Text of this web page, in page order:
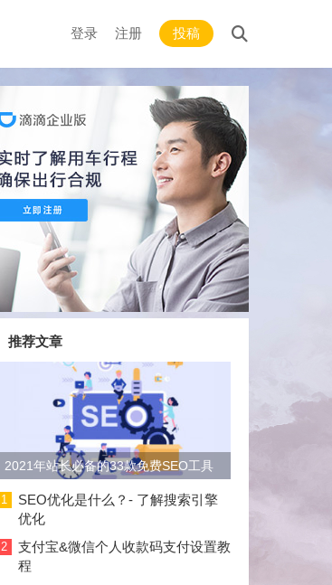
登录 注册 投稿
推荐文章
2021年站长必备的33款免费SEO工具
大合集
1
SEO优化是什么？- 了解搜索引擎
优化
2
支付宝&微信个人收款码支付设置教
程